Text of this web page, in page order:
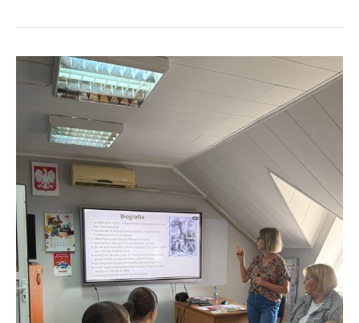
Wsparcie
nauczania
języka
polskiego
Mołdawii